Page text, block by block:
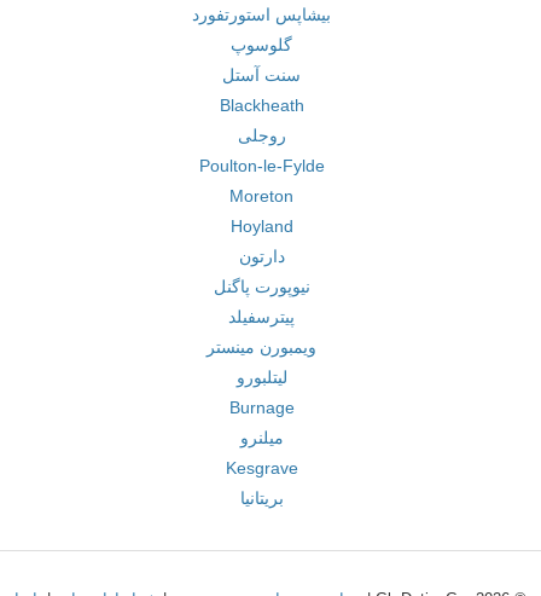
بیشاپس استورتفورد
گلوسوپ
سنت آستل
Blackheath
روجلی
Poulton-le-Fylde
Moreton
Hoyland
دارتون
نیوپورت پاگنل
پیترسفیلد
ویمبورن مینستر
لیتلبورو
Burnage
میلنرو
Kesgrave
بریتانیا